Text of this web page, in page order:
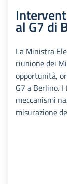
al G7 di
La Ministra
riunione dei
opportunità,
G7 a Berlino.
meccanismi
misurazione